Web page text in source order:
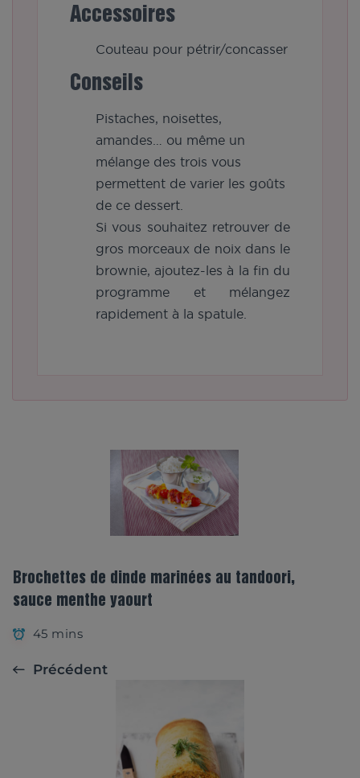
Accessoires
Couteau pour pétrir/concasser
Conseils
Pistaches, noisettes,
amandes… ou même un
mélange des trois vous
permettent de varier les goûts
de ce dessert.
Si vous souhaitez retrouver de
gros morceaux de noix dans le
brownie, ajoutez-les à la fin du
programme et mélangez
rapidement à la spatule.
Brochettes de dinde marinées au tandoori,
sauce menthe yaourt
45 mins
Précédent